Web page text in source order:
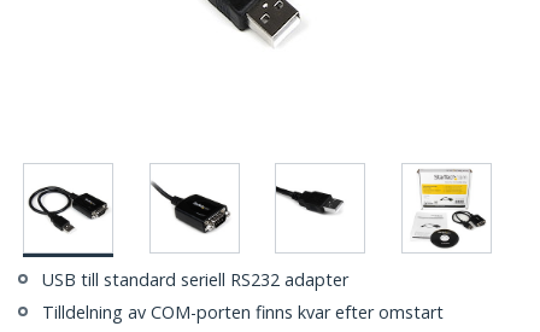
USB till standard seriell RS232 adapter
Tilldelning av COM-porten finns kvar efter omstart